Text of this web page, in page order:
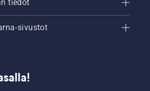
tiedot
sivustot